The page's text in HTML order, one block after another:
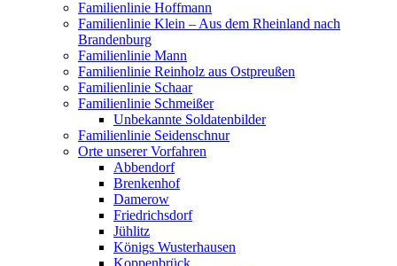
Familienlinie Hoffmann
Familienlinie Klein – Aus dem Rheinland nach
Brandenburg
Familienlinie Mann
Familienlinie Reinholz aus Ostpreußen
Familienlinie Schaar
Familienlinie Schmeißer
Unbekannte Soldatenbilder
Familienlinie Seidenschnur
Orte unserer Vorfahren
Abbendorf
Brenkenhof
Damerow
Friedrichsdorf
Jühlitz
Königs Wusterhausen
Koppenbrück